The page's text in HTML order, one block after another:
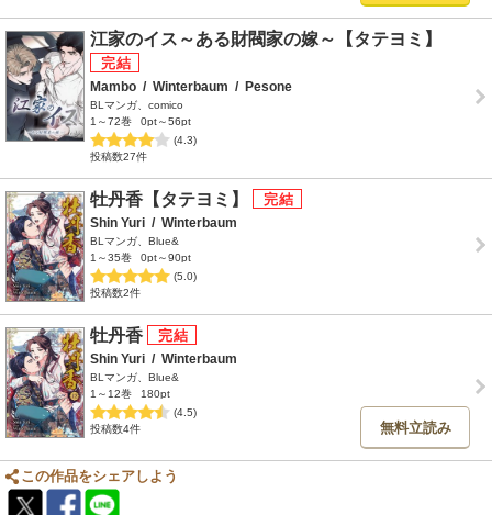
江家のイス～ある財閥家の嫁～【タテヨミ】
Mambo / Winterbaum / Pesone
BLマンガ、comico
1～72巻
0pt～56pt
(4.3)
投稿数27件
牡丹香【タテヨミ】
Shin Yuri / Winterbaum
BLマンガ、Blue&
1～35巻
0pt～90pt
(5.0)
投稿数2件
牡丹香
Shin Yuri / Winterbaum
BLマンガ、Blue&
1～12巻
180pt
(4.5)
投稿数4件
無料立読み
この作品をシェアしよう